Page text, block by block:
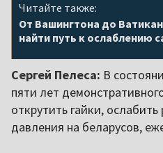
Читайте также:
От Вашингтона до
найти путь к ослаблению
Сергей Пелеса: В
пяти лет
открутить гайки,
давления на беларусов,